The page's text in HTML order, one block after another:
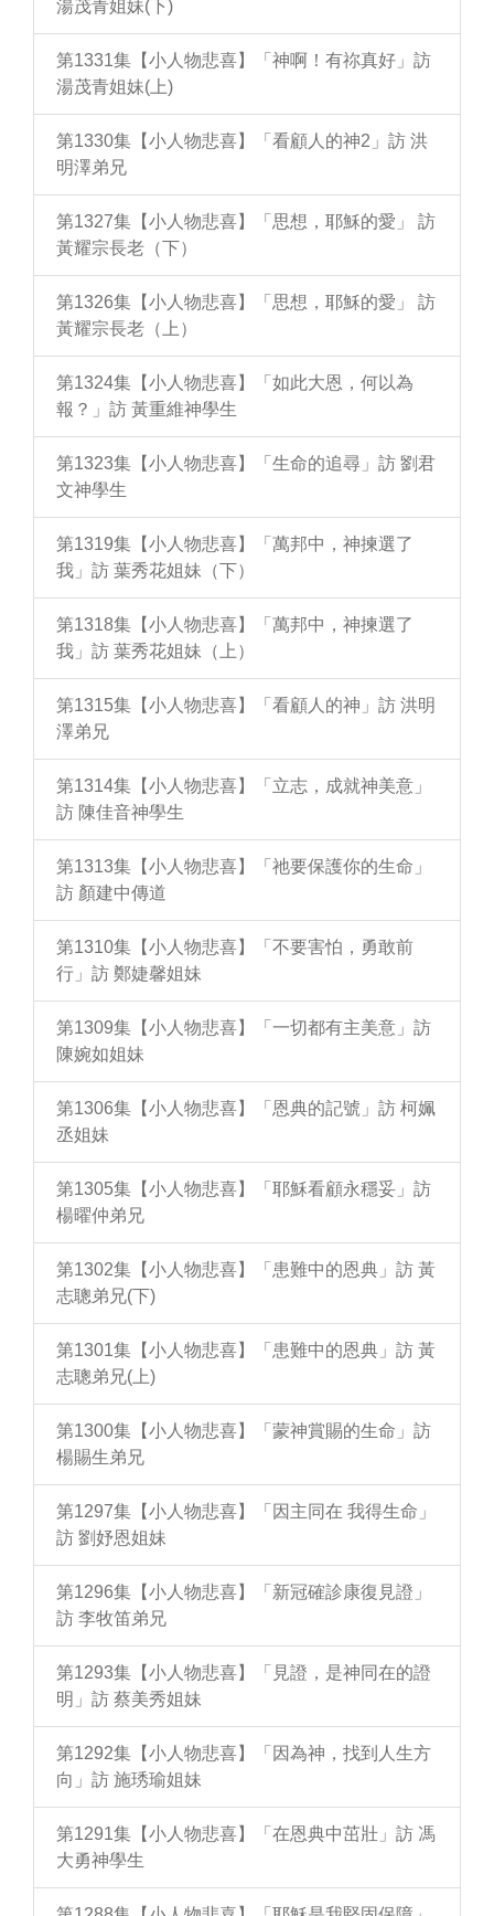
湯茂青姐妹(下)
第1331集【小人物悲喜】「神啊！有祢真好」訪
湯茂青姐妹(上)
第1330集【小人物悲喜】「看顧人的神2」訪 洪
明澤弟兄
第1327集【小人物悲喜】「思想，耶穌的愛」 訪
黃耀宗長老（下）
第1326集【小人物悲喜】「思想，耶穌的愛」 訪
黃耀宗長老（上）
第1324集【小人物悲喜】「如此大恩，何以為
報？」訪 黃重維神學生
第1323集【小人物悲喜】「生命的追尋」訪 劉君
文神學生
第1319集【小人物悲喜】「萬邦中，神揀選了
我」訪 葉秀花姐妹（下）
第1318集【小人物悲喜】「萬邦中，神揀選了
我」訪 葉秀花姐妹（上）
第1315集【小人物悲喜】「看顧人的神」訪 洪明
澤弟兄
第1314集【小人物悲喜】「立志，成就神美意」
訪 陳佳音神學生
第1313集【小人物悲喜】「祂要保護你的生命」
訪 顏建中傳道
第1310集【小人物悲喜】「不要害怕，勇敢前
行」訪 鄭婕馨姐妹
第1309集【小人物悲喜】「一切都有主美意」訪
陳婉如姐妹
第1306集【小人物悲喜】「恩典的記號」訪 柯姵
丞姐妹
第1305集【小人物悲喜】「耶穌看顧永穩妥」訪
楊曜仲弟兄
第1302集【小人物悲喜】「患難中的恩典」訪 黃
志聰弟兄(下)
第1301集【小人物悲喜】「患難中的恩典」訪 黃
志聰弟兄(上)
第1300集【小人物悲喜】「蒙神賞賜的生命」訪
楊賜生弟兄
第1297集【小人物悲喜】「因主同在 我得生命」
訪 劉妤恩姐妹
第1296集【小人物悲喜】「新冠確診康復見證」
訪 李牧笛弟兄
第1293集【小人物悲喜】「見證，是神同在的證
明」訪 蔡美秀姐妹
第1292集【小人物悲喜】「因為神，找到人生方
向」訪 施琇瑜姐妹
第1291集【小人物悲喜】「在恩典中茁壯」訪 馮
大勇神學生